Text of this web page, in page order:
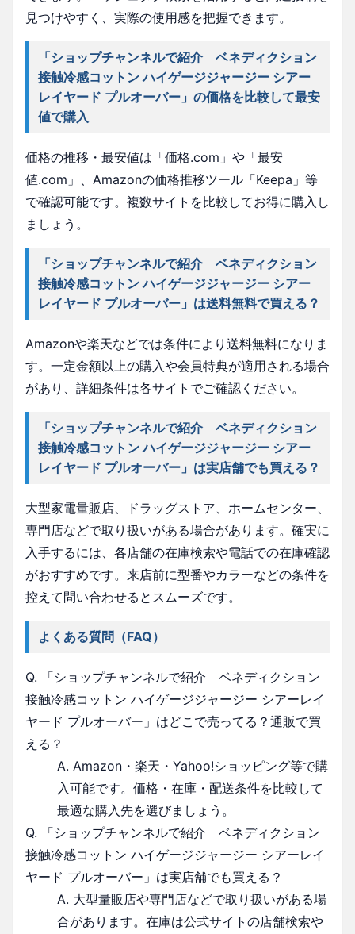
見つけやすく、実際の使用感を把握できます。
「ショップチャンネルで紹介 ベネディクション
接触冷感コットン ハイゲージジャージー シアー
レイヤード プルオーバー」の価格を比較して最安
値で購入
価格の推移・最安値は「価格.com」や「最安
値.com」、Amazonの価格推移ツール「Keepa」等
で確認可能です。複数サイトを比較してお得に購入し
ましょう。
「ショップチャンネルで紹介 ベネディクション
接触冷感コットン ハイゲージジャージー シアー
レイヤード プルオーバー」は送料無料で買える？
Amazonや楽天などでは条件により送料無料になりま
す。一定金額以上の購入や会員特典が適用される場合
があり、詳細条件は各サイトでご確認ください。
「ショップチャンネルで紹介 ベネディクション
接触冷感コットン ハイゲージジャージー シアー
レイヤード プルオーバー」は実店舗でも買える？
大型家電量販店、ドラッグストア、ホームセンター、
専門店などで取り扱いがある場合があります。確実に
入手するには、各店舗の在庫検索や電話での在庫確認
がおすすめです。来店前に型番やカラーなどの条件を
控えて問い合わせるとスムーズです。
よくある質問（FAQ）
Q. 「ショップチャンネルで紹介 ベネディクション
接触冷感コットン ハイゲージジャージー シアーレイ
ヤード プルオーバー」はどこで売ってる？通販で買
える？
A. Amazon・楽天・Yahoo!ショッピング等で購
入可能です。価格・在庫・配送条件を比較して
最適な購入先を選びましょう。
Q. 「ショップチャンネルで紹介 ベネディクション
接触冷感コットン ハイゲージジャージー シアーレイ
ヤード プルオーバー」は実店舗でも買える？
A. 大型量販店や専門店などで取り扱いがある場
合があります。在庫は公式サイトの店舗検索や